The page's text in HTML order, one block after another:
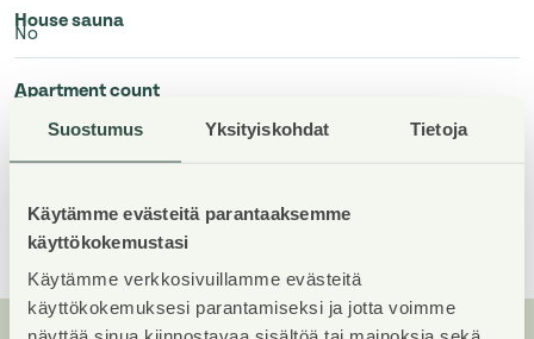
Suostumus Yksityiskohdat Tietoja
Käytämme evästeitä parantaaksemme
käyttökokemustasi
Käytämme verkkosivuillamme evästeitä
käyttökokemuksesi parantamiseksi ja jotta voimme
House sauna
No
Apartment count
7
Building count
Show All